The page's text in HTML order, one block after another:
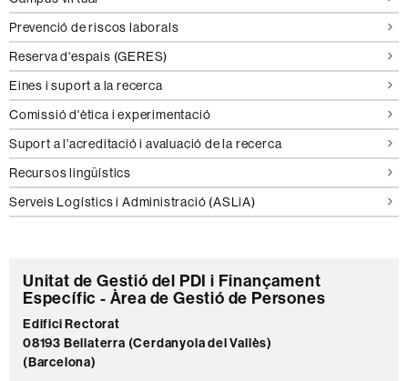
Prevenció de riscos laborals
Reserva d'espais (GERES)
Eines i suport a la recerca
Comissió d'ètica i experimentació
Suport a l'acreditació i avaluació de la recerca
Recursos lingüístics
Serveis Logístics i Administració (ASLiA)
C
o
n
t
Unitat de Gestió del PDI i Finançament
Específic - Àrea de Gestió de Persones
Edifici Rectorat
08193 Bellaterra (Cerdanyola del Vallès)
(Barcelona)